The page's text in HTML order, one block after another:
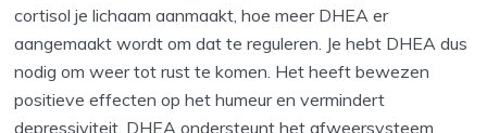
cortisol je lichaam aanmaakt, hoe meer DHEA er
aangemaakt wordt om dat te reguleren. Je hebt DHEA dus
nodig om weer tot rust te komen. Het heeft bewezen
positieve effecten op het humeur en vermindert
depressiviteit. DHEA ondersteunt het afweersysteem,